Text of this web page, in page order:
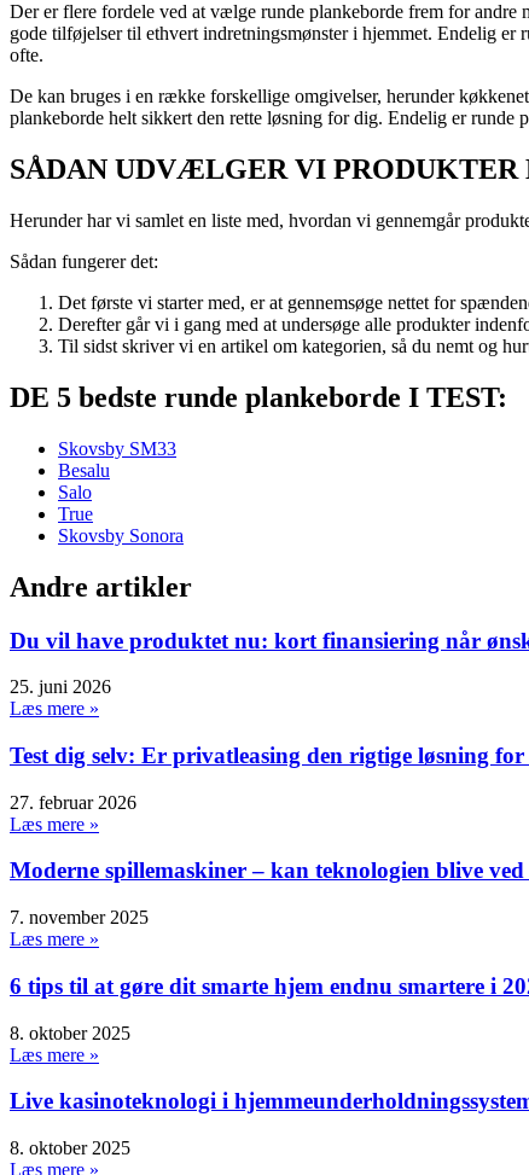
Der er flere fordele ved at vælge runde plankeborde frem for andre
gode tilføjelser til ethvert indretningsmønster i hjemmet. Endelig
ofte.
De kan bruges i en række forskellige omgivelser, herunder
plankeborde helt sikkert den rette løsning for dig. Endelig er runde
SÅDAN UDVÆLGER VI PRODUKTER
Herunder har vi samlet en liste med, hvordan vi gennemgår
Sådan fungerer det:
Det første vi starter med, er at gennemsøge nettet for
Derefter går vi i gang med at undersøge alle produkter
Til sidst skriver vi en artikel om kategorien, så du nemt og
DE 5 bedste runde plankeborde I TEST:
Skovsby SM33
Besalu
Salo
True
Skovsby Sonora
Andre artikler
Du vil have produktet nu: kort finansiering når
25. juni 2026
Læs mere »
Test dig selv: Er privatleasing den rigtige løsning for
27. februar 2026
Læs mere »
Moderne spillemaskiner – kan teknologien blive
7. november 2025
Læs mere »
6 tips til at gøre dit smarte hjem endnu smartere i
8. oktober 2025
Læs mere »
Live kasinoteknologi i
8. oktober 2025
Læs mere »